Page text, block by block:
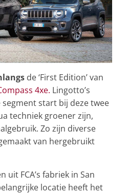
de ‘First Edition’ van
4xe. Lingotto’s
start bij deze twee
techniek groener zijn,
Zo zijn diverse
van hergebruikt
uit FCA’s fabriek in San
locatie heeft het